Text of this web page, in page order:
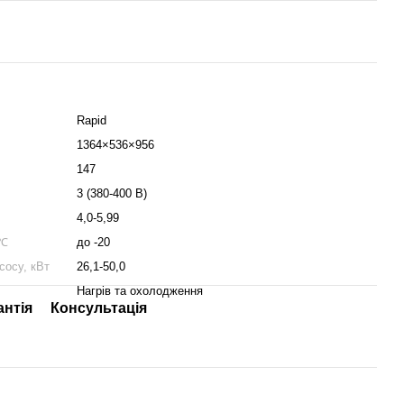
Rapid
1364×536×956
147
3 (380-400 В)
4,0-5,99
до -20
кВт
26,1-50,0
Нагрів та охолодження
Консультація